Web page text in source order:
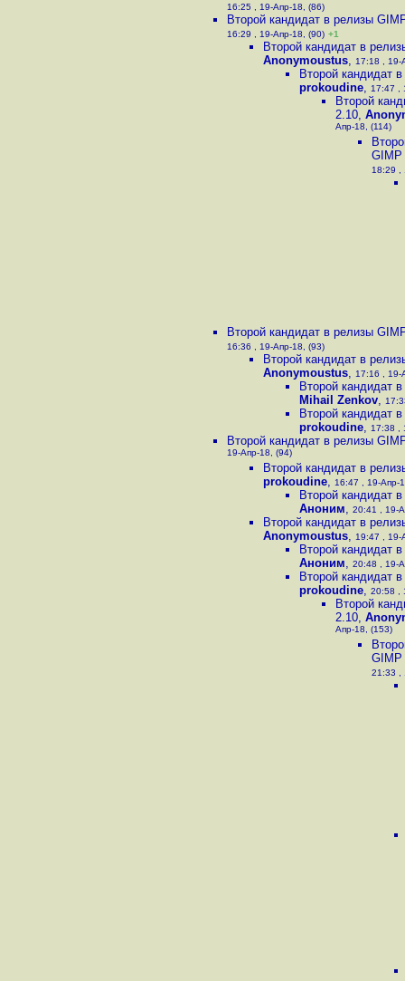
16:25 , 19-Апр-18, (86)
Второй кандидат в релизы
16:29 , 19-Апр-18, (90) +1
Второй кандидат в
Anonymoustus, 17:18 , 19-
Второй кандидат
prokoudine, 17:47 ,
Второй
2.10,
Апр-18, (114)
GIMP
18:29 ,
Второй кандидат в релизы
16:36 , 19-Апр-18, (93)
Второй кандидат в
Anonymoustus, 17:16 , 19-
Второй кандидат
Mihail Zenkov,
Второй кандидат
prokoudine, 17:38 ,
Второй кандидат в релизы
19-Апр-18, (94)
Второй кандидат в
prokoudine, 16:47 , 19-Апр-
Второй кандидат
Аноним, 20:41 , 19-
Второй кандидат в
Anonymoustus, 19:47 , 19-
Второй кандидат
Аноним, 20:48 , 19-
Второй кандидат
prokoudine, 20:58 ,
Второй
2.10,
Апр-18, (153)
GIMP
21:33 ,